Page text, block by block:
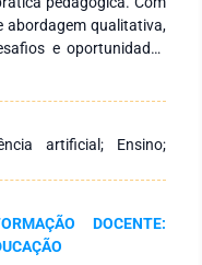
abordagem qualitativa,
e oportunidades
escolar, bem
tecnologias de forma
que, embora a IA
ensino e melhorar o
de formação adequada
sido um obstáculo
Conclui-se que o
nos educadores é
artificial; Ensino;
DOCENTE: